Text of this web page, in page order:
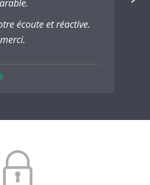
écoute et réactive.